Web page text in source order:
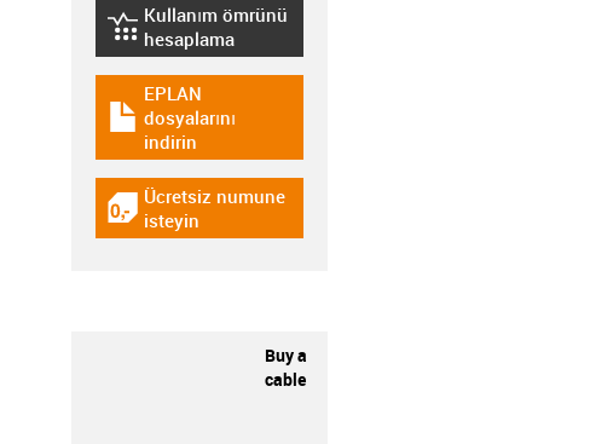
igus-icon-lebensdauerrechner
Kullanım ömrünü
hesaplama
igus-icon-download-plan
EPLAN
dosyalarını
indirin
igus-icon-gratismuster
Ücretsiz numune
isteyin
Buy a
cable